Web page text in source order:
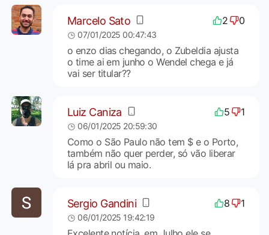
Marcelo Sato 2 0
07/01/2025 00:47:43
o enzo dias chegando, o Zubeldia ajusta
o time ai em junho o Wendel chega e já
vai ser titular??
Luiz Caniza 5 1
06/01/2025 20:59:30
Como o São Paulo não tem $ e o Porto,
também não quer perder, só vão liberar
lá pra abril ou maio.
Sergio Gandini 8 1
06/01/2025 19:42:19